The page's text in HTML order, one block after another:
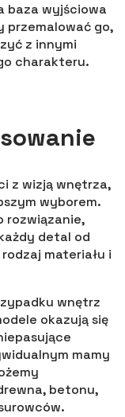
baza wyjściowa
przemalować go,
z innymi
charakteru.
z wizją wnętrza,
wyborem.
rozwiązanie,
detal od
materiału i
wnętrz
okazują się
mamy
betonu,